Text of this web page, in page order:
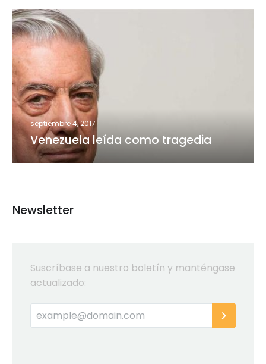
Venezuela
leída
como
tragedia
septiembre 4, 2017
Venezuela leída como tragedia
Newsletter
Suscríbase a nuestro boletín y manténgase
actualizado: